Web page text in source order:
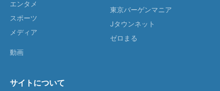
エンタメ
スポーツ
メディア
動画
東京バーゲンマニア
Jタウンネット
ゼロまる
サイトについて